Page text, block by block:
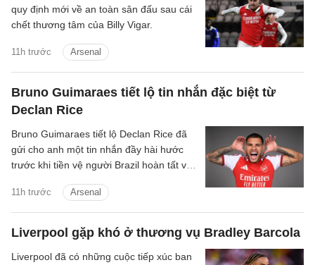
11h trước Arsenal
quy định mới về an toàn sân đấu sau cái
chết thương tâm của Billy Vigar.
Bruno Guimaraes tiết lộ tin nhắn đặc biệt từ
Declan Rice
11h trước Arsenal
Bruno Guimaraes tiết lộ Declan Rice đã
gửi cho anh một tin nhắn đầy hài hước
trước khi tiền vệ người Brazil hoàn tất vụ
Arsenal.
Liverpool gặp khó ở thương vụ Bradley Barcola
Liverpool đã có những cuộc tiếp xúc ban